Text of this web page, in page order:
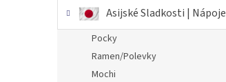
Asijské Sladkosti | Nápoje
Pocky
Ramen/Polevky
Mochi